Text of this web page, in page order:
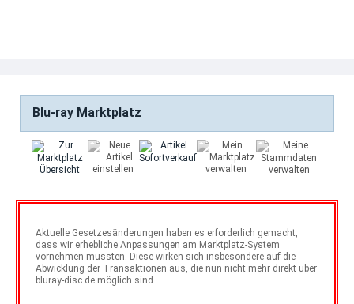
Blu-ray Marktplatz
Aktuelle Gesetzesänderungen haben es erforderlich gemacht,
dass wir erhebliche Anpassungen am Marktplatz-System
vornehmen mussten. Diese wirken sich insbesondere auf die
Abwicklung der Transaktionen aus, die nun nicht mehr direkt über
bluray-disc.de möglich sind.